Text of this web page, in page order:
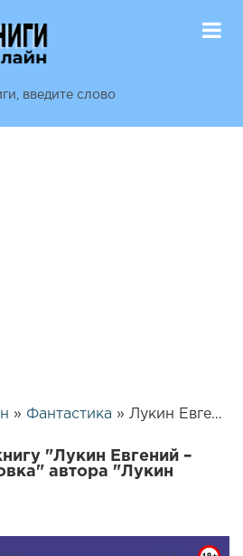
» Фантастика » Лукин Евгений – Загранкомандировка | 26338
"Лукин Евгений –
автора "Лукин